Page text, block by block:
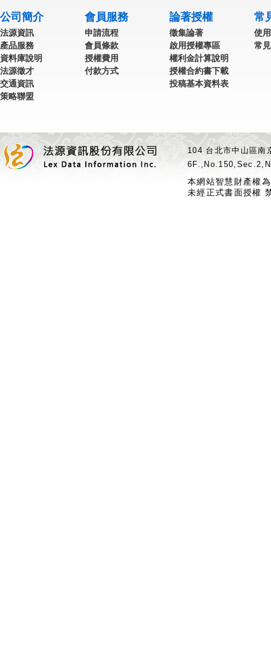
公司簡介
法源資訊
產品服務
資料庫說明
法源徵才
交通資訊
策略聯盟
會員服務
申請流程
會員條款
授權費用
付款方式
論著授權
徵集論著
啟用授權專區
權利金計算說明
授權合約書下載
投稿基本資料表
常
使
常
104 台北市中山區
本網站智慧財產權
未經正式書面授權